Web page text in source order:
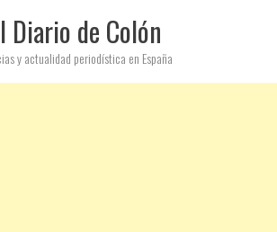
Diario de Colón
y actualidad periodística en España